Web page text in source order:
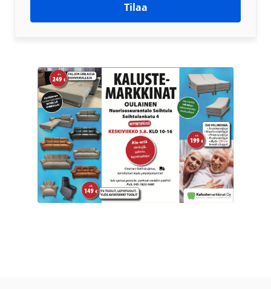
Tilaa